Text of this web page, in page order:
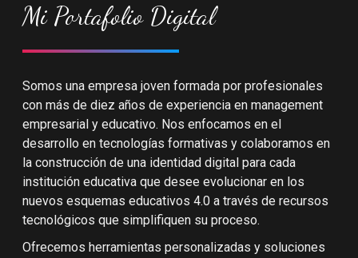
Mi Portafolio Digital
Somos una empresa joven formada por profesionales
con más de diez años de experiencia en management
empresarial y educativo. Nos enfocamos en el
desarrollo en tecnologías formativas y colaboramos en
la construcción de una identidad digital para cada
institución educativa que desee evolucionar en los
nuevos esquemas educativos 4.0 a través de recursos
tecnológicos que simplifiquen su proceso.
Ofrecemos herramientas personalizadas y soluciones